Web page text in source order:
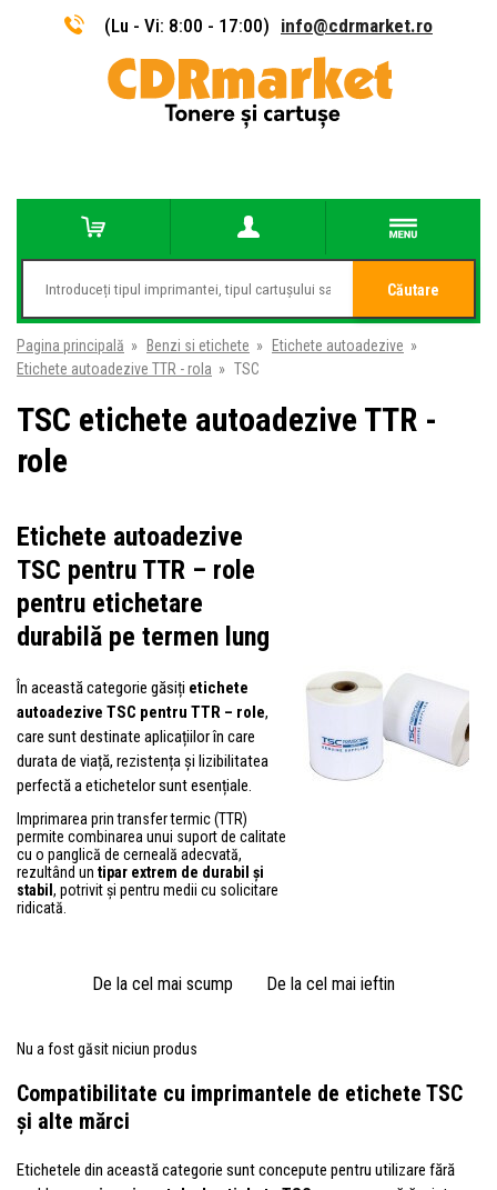
(Lu - Vi: 8:00 - 17:00) info@cdrmarket.ro
Căutare
Pagina principală » Benzi si etichete » Etichete autoadezive »
Etichete autoadezive TTR - rola » TSC
TSC etichete autoadezive TTR -
role
Etichete autoadezive
TSC pentru TTR – role
pentru etichetare
durabilă pe termen lung
În această categorie găsiți etichete
autoadezive TSC pentru TTR – role,
care sunt destinate aplicațiilor în care
durata de viață, rezistența și lizibilitatea
perfectă a etichetelor sunt esențiale.
Imprimarea prin transfer termic (TTR)
permite combinarea unui suport de calitate
cu o panglică de cerneală adecvată,
rezultând un tipar extrem de durabil și
stabil , potrivit și pentru medii cu solicitare
ridicată.
De la cel mai scump De la cel mai ieftin
Nu a fost găsit niciun produs
Compatibilitate cu imprimantele de etichete TSC
și alte mărci
Etichetele din această categorie sunt concepute pentru utilizare fără